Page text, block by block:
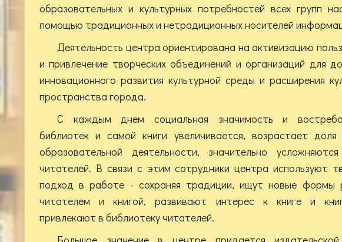
образовательных и культурных потребностей всех групп
помощью традиционных и нетрадиционных носителей
Деятельность центра ориентирована на активизацию
и привлечение творческих объединений и организаций для
инновационного развития культурной среды и расширения
пространства города.
С каждым днем социальная значимость и
библиотек и самой книги увеличивается, возрастает
образовательной деятельности, значительно
читателей. В связи с этим сотрудники центра используют
подход в работе - сохраняя традиции, ищут новые формы
читателем и книгой, развивают интерес к книге и
привлекают в библиотеку читателей.